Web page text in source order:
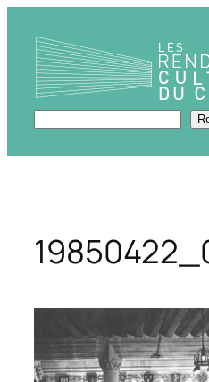
contenu
Rechercher